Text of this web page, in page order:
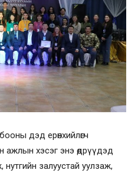
дэд ерөнхийлөгч
ажлын хэсэг энэ өдрүүдэд
залуустай уулзаж,